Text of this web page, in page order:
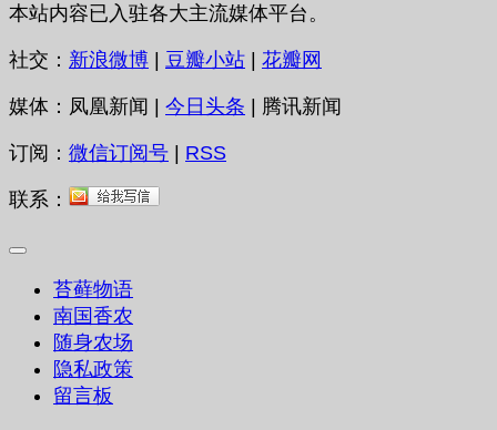
本站内容已入驻各大主流媒体平台。
社交： 新浪微博 | 豆瓣小站 | 花瓣网
媒体：凤凰新闻 | 今日头条 | 腾讯新闻
订阅： 微信订阅号 | RSS
联系：
苔藓物语
南国香农
随身农场
隐私政策
留言板